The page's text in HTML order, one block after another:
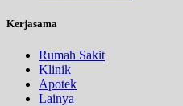
Kerjasama
Rumah Sakit
Klinik
Apotek
Lainya